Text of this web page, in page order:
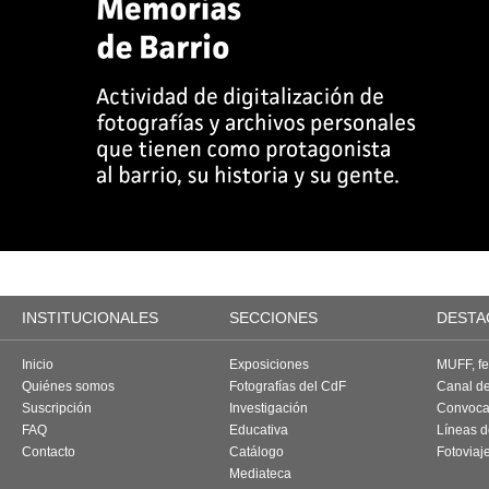
INSTITUCIONALES SECCIONES
Inicio
Quiénes somos
Suscripción
FAQ
Contacto
Exposiciones
Fotografías del CdF
Investigación
Educativa
Catálogo
Mediateca
MUFF,
Canal
Líneas